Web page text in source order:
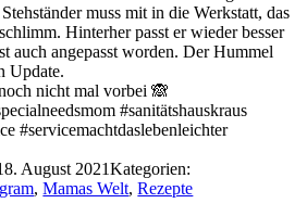
muss mit in die Werkstatt, das
Hinterher passt er wieder besser
auch angepasst worden. Der Hummel
Update.
nicht mal vorbei 🙈
#sanitätshauskraus
#servicemachtdaslebenleichter
August 2021Kategorien:
,Mamas Welt,Rezepte